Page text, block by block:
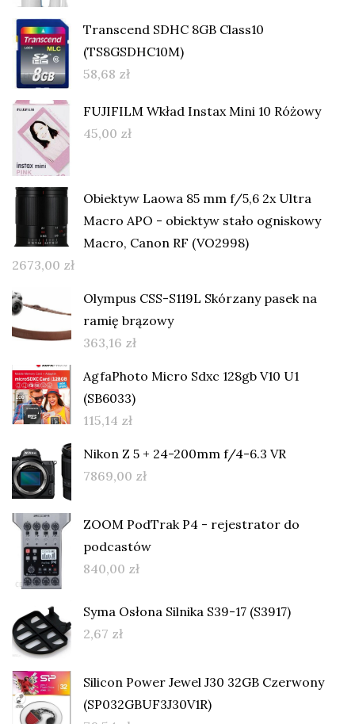
Transcend SDHC 8GB Class10
(TS8GSDHC10M)
58,68 zł
FUJIFILM Wkład Instax Mini 10 Różowy
45,00 zł
Obiektyw Laowa 85 mm f/5,6 2x Ultra
Macro APO - obiektyw stało ogniskowy
Macro, Canon RF (VO2998)
2673,00 zł
Olympus CSS-S119L Skórzany pasek na
ramię brązowy
363,16 zł
AgfaPhoto Micro Sdxc 128gb V10 U1
(SB6033)
115,14 zł
Nikon Z 5 + 24-200mm f/4-6.3 VR
7869,00 zł
ZOOM PodTrak P4 - rejestrator do
podcastów
840,00 zł
Syma Osłona Silnika S39-17 (S3917)
2,67 zł
Silicon Power Jewel J30 32GB Czerwony
(SP032GBUF3J30V1R)